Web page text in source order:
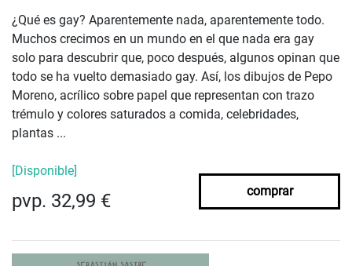
¿Qué es gay? Aparentemente nada, aparentemente todo.
Muchos crecimos en un mundo en el que nada era gay
solo para descubrir que, poco después, algunos opinan que
todo se ha vuelto demasiado gay. Así, los dibujos de Pepo
Moreno, acrílico sobre papel que representan con trazo
trémulo y colores saturados a comida, celebridades,
plantas ...
[Disponible]
pvp. 32,99 € comprar